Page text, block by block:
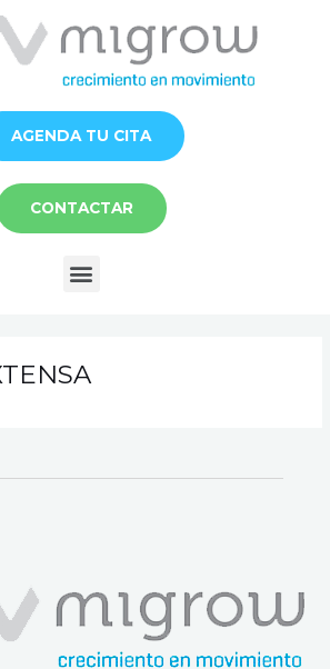
AGENDA TU CITA
CONTACTAR
Menú